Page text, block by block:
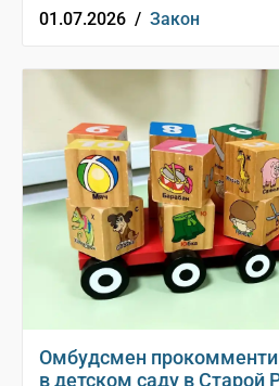
01.07.2026 / Закон
Омбудсмен
в детском саду в Старой